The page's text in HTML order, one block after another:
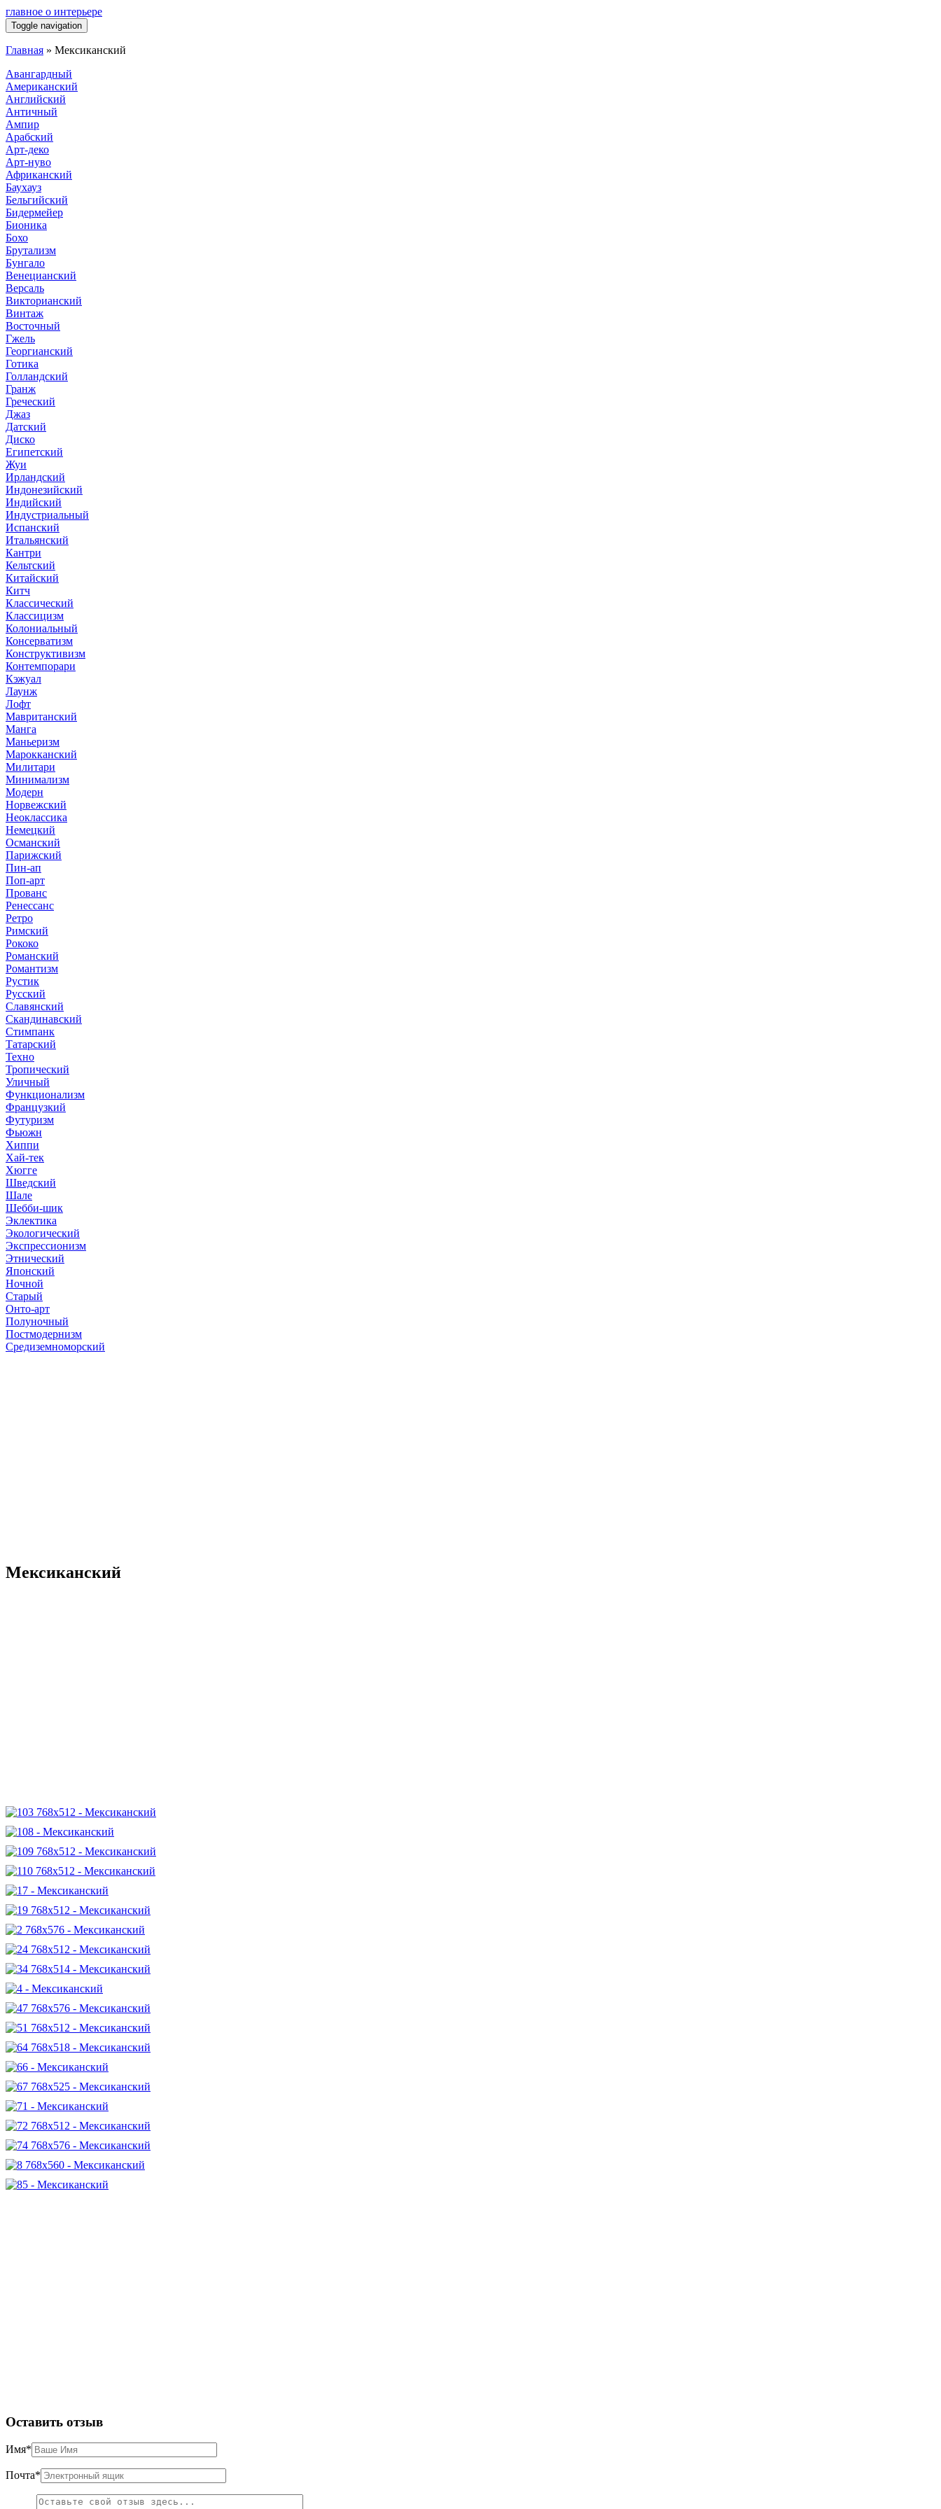
главное о интерьере
Toggle navigation
Главная » Мексиканский
Авангардный
Американский
Английский
Античный
Ампир
Арабский
Арт-деко
Арт-нуво
Африканский
Баухауз
Бельгийский
Бидермейер
Бионика
Бохо
Брутализм
Бунгало
Венецианский
Версаль
Викторианский
Винтаж
Восточный
Гжель
Георгианский
Готика
Голландский
Гранж
Греческий
Джаз
Датский
Диско
Египетский
Жуи
Ирландский
Индонезийский
Индийский
Индустриальный
Испанский
Итальянский
Кантри
Кельтский
Китайский
Китч
Классический
Классицизм
Колониальный
Консерватизм
Конструктивизм
Контемпорари
Кэжуал
Лаунж
Лофт
Мавританский
Манга
Маньеризм
Марокканский
Милитари
Минимализм
Модерн
Норвежский
Неоклассика
Немецкий
Османский
Парижский
Пин-ап
Поп-арт
Прованс
Ренессанс
Ретро
Римский
Рококо
Романский
Романтизм
Рустик
Русский
Славянский
Скандинавский
Стимпанк
Татарский
Техно
Тропический
Уличный
Функционализм
Французкий
Футуризм
Фьюжн
Хиппи
Хай-тек
Хюгге
Шведский
Шале
Шебби-шик
Эклектика
Экологический
Экспрессионизм
Этнический
Японский
Ночной
Старый
Онто-арт
Полуночный
Постмодернизм
Средиземноморский
Мексиканский
Оставить отзыв
Имя*
Почта*